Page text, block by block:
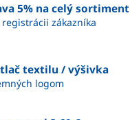
5% na celý sortiment
zákazníka
textilu / výšivka
logom